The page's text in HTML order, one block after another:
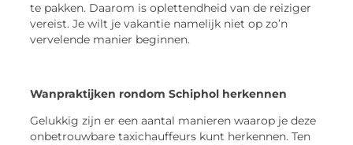
te pakken. Daarom is oplettendheid van de reiziger
vereist. Je wilt je vakantie namelijk niet op zo’n
vervelende manier beginnen.
Wanpraktijken rondom Schiphol herkennen
Gelukkig zijn er een aantal manieren waarop je deze
onbetrouwbare taxichauffeurs kunt herkennen. Ten